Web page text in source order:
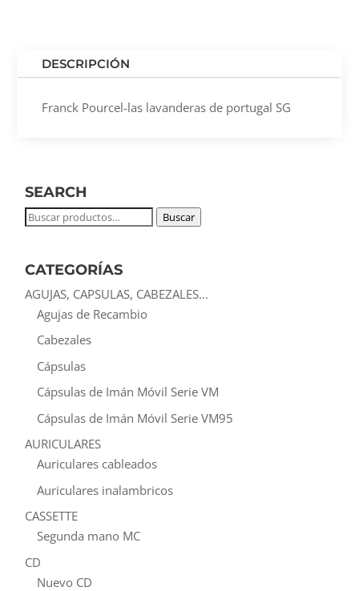
DESCRIPCIÓN
Franck Pourcel-las lavanderas de portugal SG
SEARCH
Buscar
Buscar
CATEGORÍAS
AGUJAS, CAPSULAS, CABEZALES...
Agujas de Recambio
Cabezales
Cápsulas
Cápsulas de Imán Móvil Serie VM
Cápsulas de Imán Móvil Serie VM95
AURICULARES
Auriculares cableados
Auriculares inalambricos
CASSETTE
Segunda mano MC
CD
Nuevo CD